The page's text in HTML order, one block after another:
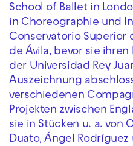
School of Ballet in
in Choreographie und
Conservatorio Superior
de Ávila, bevor sie
der Universidad Rey
Auszeichnung
verschiedenen
Projekten zwischen
sie in Stücken u. a. von
Duato, Ángel